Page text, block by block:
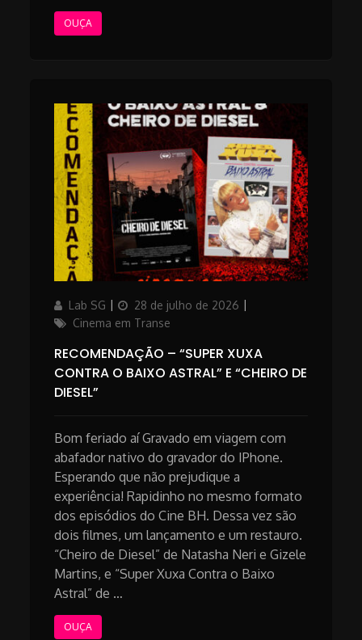
OUÇA
AuthorLab SG
Updated
on
28 de julho de 2026
Cinema em Transe
RECOMENDAÇÃO – “SUPER XUXA
CONTRA O BAIXO ASTRAL” E “CHEIRO DE
DIESEL”
Bom feriado aí Gravado em viagem com
abafador nativo do gravador do IPhone.
Esperando que não prejudique a
experiência! Rapidinho no mesmo formato
dos episódios do Cine BH. Dessa vez são
dois filmes, um lançamento e um restauro.
“Cheiro de Diesel” de Natasha Neri e Gizele
Martins, e “Super Xuxa Contra o Baixo
Astral” de …
OUÇA